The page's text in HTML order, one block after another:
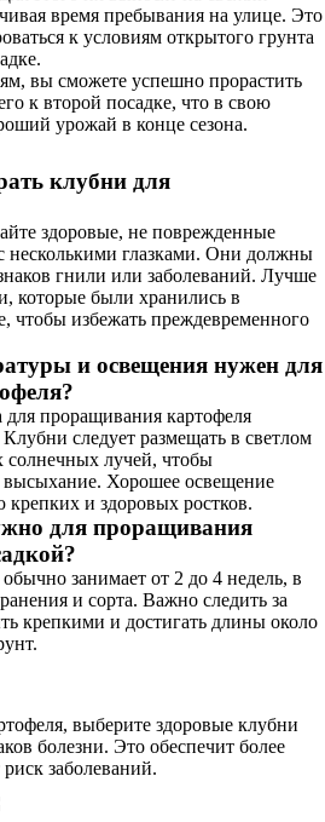
время пребывания на улице. Это
к условиям открытого грунта
вы сможете успешно прорастить
к второй посадке, что в свою
урожай в конце сезона.
клубни для
здоровые, не поврежденные
несколькими глазками. Они должны
гнили или заболеваний. Лучше
которые были хранились в
чтобы избежать преждевременного
и освещения нужен для
проращивания картофеля
Клубни следует размещать в светлом
солнечных лучей, чтобы
высыхание. Хорошее освещение
крепких и здоровых ростков.
для проращивания
занимает от 2 до 4 недель, в
и сорта. Важно следить за
крепкими и достигать длины около
выберите здоровые клубни
болезни. Это обеспечит более
заболеваний.